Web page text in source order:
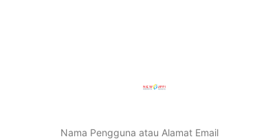
Nama Pengguna atau Alamat Email